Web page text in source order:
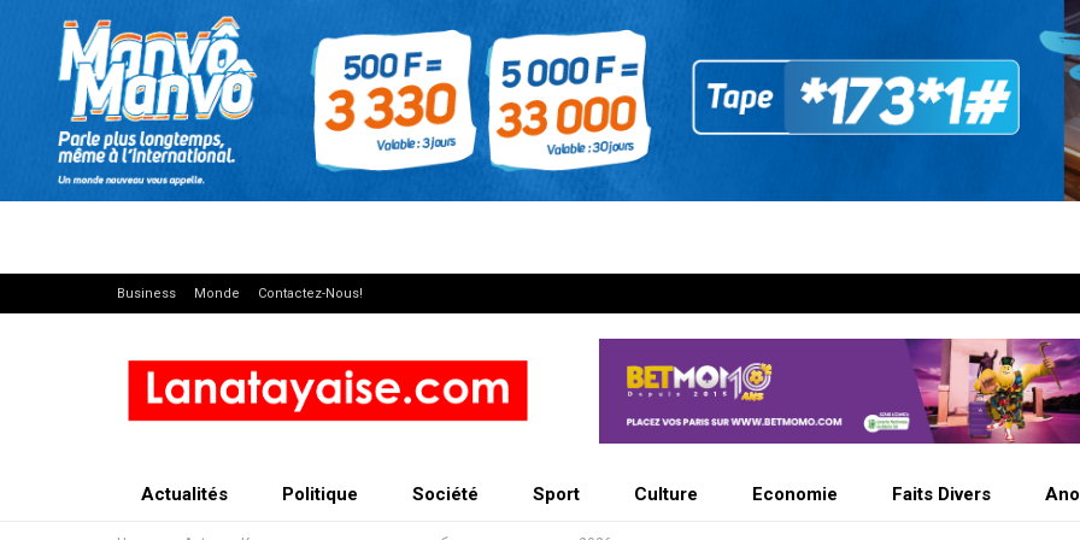
Business Monde Contactez-Nous!
Actualités Politique Société Sport Culture Economie Faits Divers